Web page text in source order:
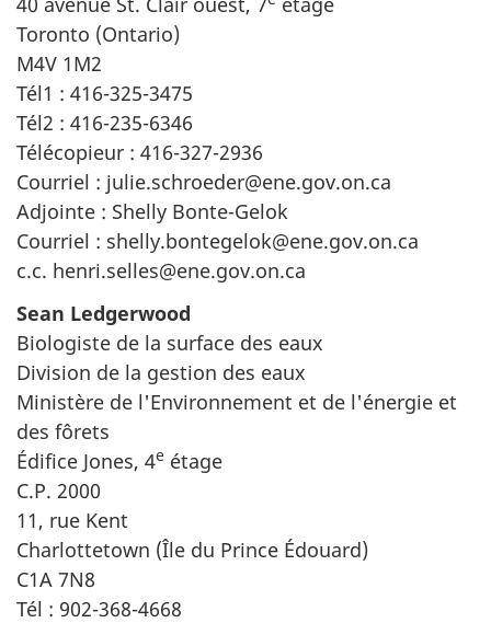
Toronto (Ontario)
M4V 1M2
Tél1 : 416-325-3475
Tél2 : 416-235-6346
Télécopieur : 416-327-2936
Courriel : julie.schroeder@ene.gov.on.ca
Adjointe : Shelly Bonte-Gelok
Courriel : shelly.bontegelok@ene.gov.on.ca
c.c. henri.selles@ene.gov.on.ca
Sean Ledgerwood
Biologiste de la surface des eaux
Division de la gestion des eaux
Ministère de l'Environnement et de l'énergie et
des fôrets
Édifice Jones, 4e étage
C.P. 2000
11, rue Kent
Charlottetown (Île du Prince Édouard)
C1A 7N8
Tél : 902-368-4668